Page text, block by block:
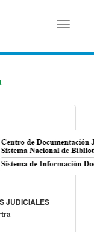
Toggle
JUDICIALES